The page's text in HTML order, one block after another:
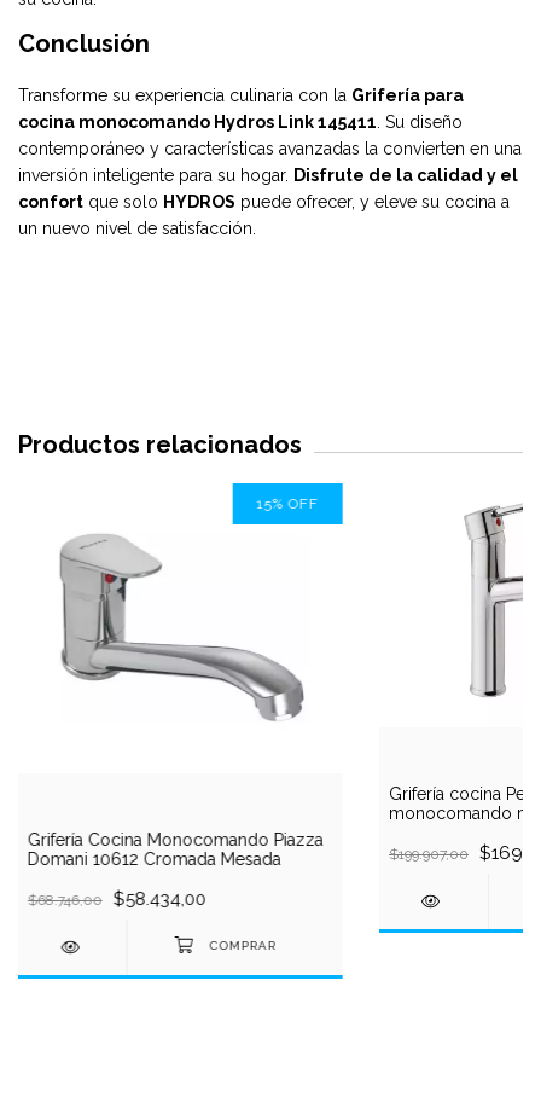
Conclusión
Transforme su experiencia culinaria con la Grifería para
cocina monocomando Hydros Link 145411 . Su diseño
contemporáneo y características avanzadas la convierten en una
inversión inteligente para su hogar. Disfrute de la calidad y el
confort que solo HYDROS puede ofrecer, y eleve su cocina a
un nuevo nivel de satisfacción.
Productos relacionados
15%OFF
Grifería Cocina Monocomando Piazza
Domani 10612 Cromada Mesada
$68.746,00 $58.434,00
Grifería cocina
monocomando
$199.907,00